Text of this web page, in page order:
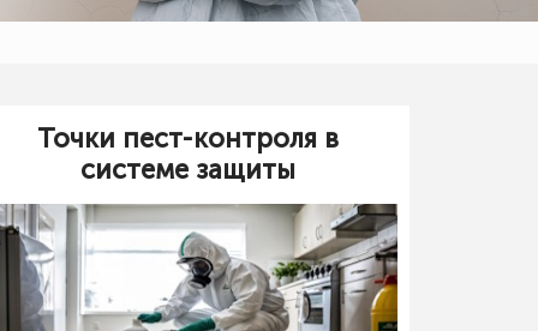
Точки пест-контроля в
системе защиты